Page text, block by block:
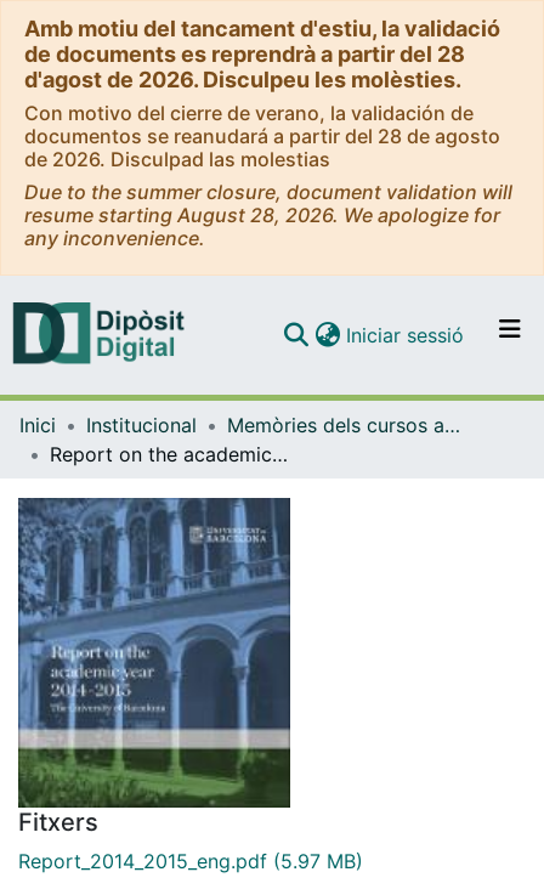
Amb motiu del tancament d'estiu, la validació
de documents es reprendrà a partir del 28
d'agost de 2026. Disculpeu les molèsties.
Con motivo del cierre de verano, la validación de
documentos se reanudará a partir del 28 de agosto
de 2026. Disculpad las molestias
Due to the summer closure, document validation will
resume starting August 28, 2026. We apologize for
any inconvenience.
Navega per tot el DD
Contacte
Iniciar sessió (current)
Inici Institucional
Memòries dels cursos acadèmics - Universitat de Barcelona
Report on the academic year 2014-2015. The University of Barcelona
Fitxers
Report_2014_2015_eng.pdf (5.97 MB)